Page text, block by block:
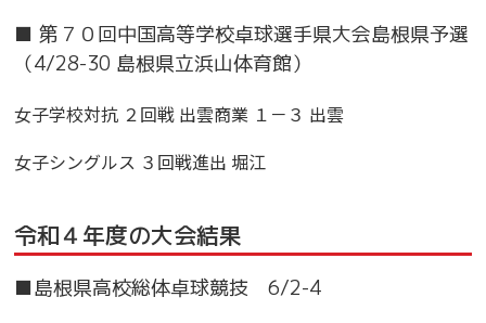
■ 第７０回中国高等学校卓球選手県大会島根県予選
（4/28-30 島根県立浜山体育館）
女子学校対抗 ２回戦 出雲商業 １－３ 出雲
女子シングルス ３回戦進出 堀江
令和４年度の大会結果
■島根県高校総体卓球競技 6/2-4